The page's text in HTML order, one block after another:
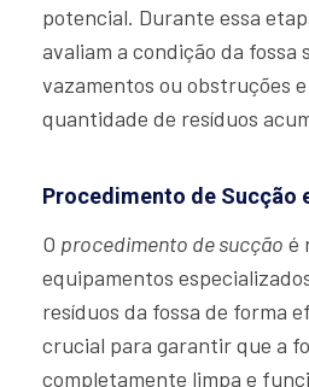
potencial. Durante essa
avaliam a condição da
vazamentos ou obstruções
quantidade de resíduos
Procedimento de Sucção
O procedimento de sucção é
equipamentos
resíduos da fossa de forma
crucial para garantir que a
completamente limpa e